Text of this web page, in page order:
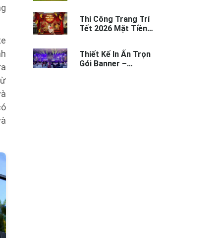
Thi Công Trang Trí
Tết 2026 Mặt Tiền
Thiết Kế In Ấn Trọn
Gói Banner –